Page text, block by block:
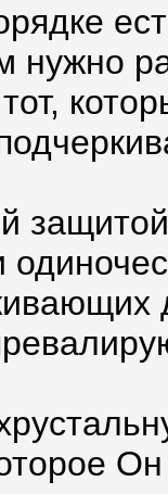
нужно